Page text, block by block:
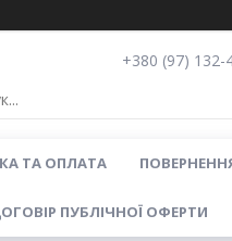
+380 (97) 132-
ТА ОПЛАТА
ПУБЛІЧНОЇ ОФЕРТИ